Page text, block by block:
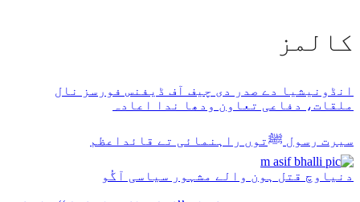
كالمز
انڈونیشیا دے صدر دی چیف آف ڈیفنس فورسز نال
ملقات، دفاعی تعاون ودھا ندا اعادہ
سیرت رسول ﷺتوں راہنمائی تے قائداعظم
دنیاوچ قتل ہون والے مشہور سیاسی آگُو